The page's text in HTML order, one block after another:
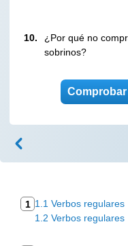
10.
¿Por qué no
sobrinos?
1 1.1 Verbos regulares
1.2 Verbos regulares